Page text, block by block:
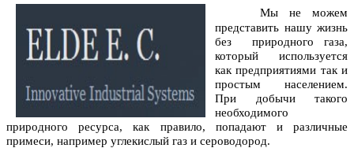
Мы не можем
представить нашу жизнь
без природного газа,
который используется
как предприятиями так и
простым населением.
При добычи такого
необходимого
природного ресурса, как правило, попадают и различные
примеси, например углекислый газ и сероводород.